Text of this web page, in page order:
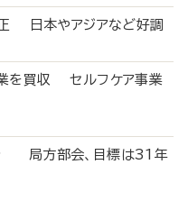
正 日本やアジアなど好調
業を買収 セルフケア事業
局方部会、目標は31年